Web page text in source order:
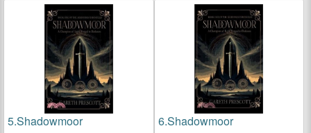
5.Shadowmoor 6.Shadowmoor